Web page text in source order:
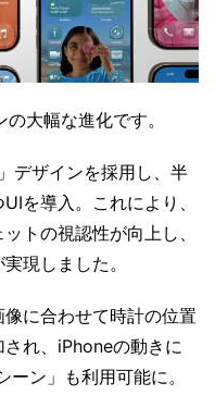
大幅な進化です。
デザインを採用し、半
を導入。これにより、
トの視認性が向上し、
現しました。
に合わせて時計の位置
れ、iPhoneの動きに
ン」も利用可能に。